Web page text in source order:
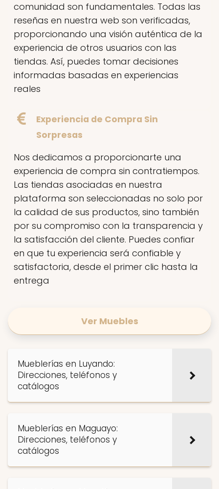
comunidad son fundamentales. Todas las
reseñas en nuestra web son verificadas,
proporcionando una visión auténtica de la
experiencia de otros usuarios con las
tiendas. Así, puedes tomar decisiones
informadas basadas en experiencias
reales
Experiencia de Compra Sin
Sorpresas
Nos dedicamos a proporcionarte una
experiencia de compra sin contratiempos.
Las tiendas asociadas en nuestra
plataforma son seleccionadas no solo por
la calidad de sus productos, sino también
por su compromiso con la transparencia y
la satisfacción del cliente. Puedes confiar
en que tu experiencia será confiable y
satisfactoria, desde el primer clic hasta la
entrega
Ver Muebles
Mueblerías en Luyando:
Direcciones, teléfonos y
catálogos
Mueblerías en Maguayo:
Direcciones, teléfonos y
catálogos